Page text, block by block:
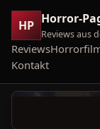
HP Horror-
Reviews aus
Reviews
Kontakt